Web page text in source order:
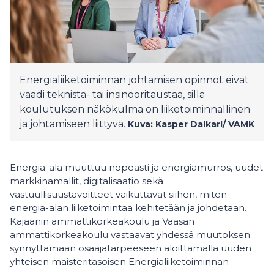
Energialiiketoiminnan johtamisen opinnot eivät
vaadi teknistä- tai insinööritaustaa, sillä
koulutuksen näkökulma on liiketoiminnallinen
ja johtamiseen liittyvä. Kuva: Kasper Dalkarl/ VAMK
Energia-ala muuttuu nopeasti ja energiamurros, uudet
markkinamallit, digitalisaatio sekä
vastuullisuustavoitteet vaikuttavat siihen, miten
energia-alan liiketoimintaa kehitetään ja johdetaan.
Kajaanin ammattikorkeakoulu ja Vaasan
ammattikorkeakoulu vastaavat yhdessä muutoksen
synnyttämään osaajatarpeeseen aloittamalla uuden
yhteisen maisteritasoisen Energialiiketoiminnan